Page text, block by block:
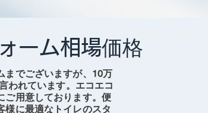
ーム相場​価格
までございますが、10万
われています。エコエコ
ご用意しております。便
様に最適なトイレのスタ